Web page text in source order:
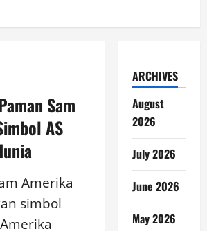
Sam
AS
Amerika
simbol
ARCHIVES
August
2026
July 2026
June 2026
May 2026